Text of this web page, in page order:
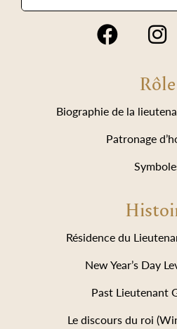
Rôle
Biographie de la
Patronage
Résidence du
New Year’s Day
Past Lieutenant
Le discours du roi